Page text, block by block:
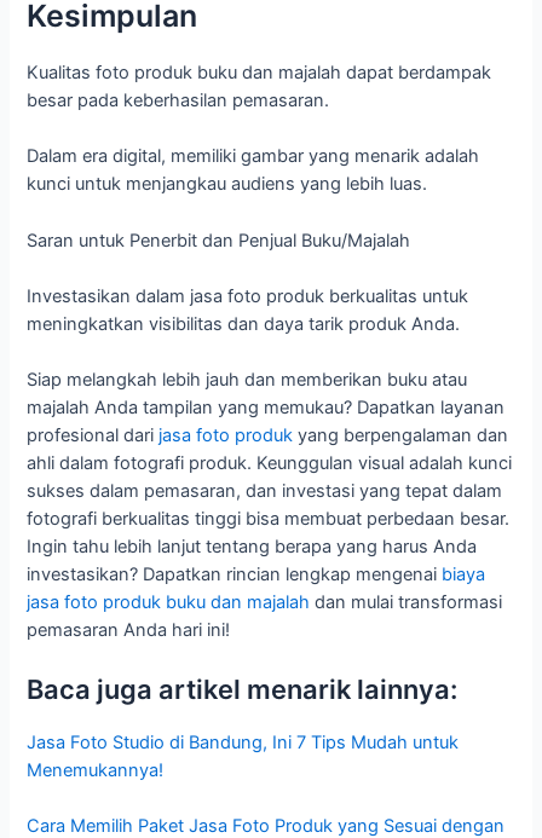
Kesimpulan
Kualitas foto produk buku dan majalah dapat berdampak
besar pada keberhasilan pemasaran.
Dalam era digital, memiliki gambar yang menarik adalah
kunci untuk menjangkau audiens yang lebih luas.
Saran untuk Penerbit dan Penjual Buku/Majalah
Investasikan dalam jasa foto produk berkualitas untuk
meningkatkan visibilitas dan daya tarik produk Anda.
Siap melangkah lebih jauh dan memberikan buku atau
majalah Anda tampilan yang memukau? Dapatkan layanan
profesional dari jasa foto produk yang berpengalaman dan
ahli dalam fotografi produk. Keunggulan visual adalah kunci
sukses dalam pemasaran, dan investasi yang tepat dalam
fotografi berkualitas tinggi bisa membuat perbedaan besar.
Ingin tahu lebih lanjut tentang berapa yang harus Anda
investasikan? Dapatkan rincian lengkap mengenai biaya
jasa foto produk buku dan majalah dan mulai transformasi
pemasaran Anda hari ini!
Baca juga artikel menarik lainnya:
Jasa Foto Studio di Bandung, Ini 7 Tips Mudah untuk
Menemukannya!
Cara Memilih Paket Jasa Foto Produk yang Sesuai dengan